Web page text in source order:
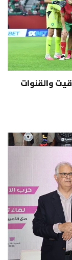
والقنوات